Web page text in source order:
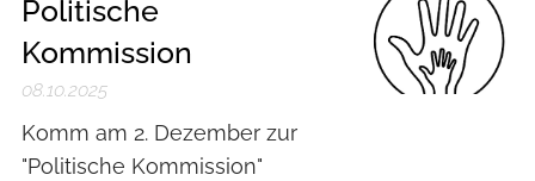
Politische
Kommission
08.10.2025
Komm am 2. Dezember zur
"Politische Kommission"